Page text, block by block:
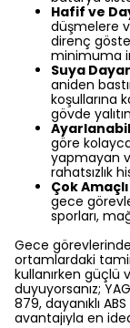
Hafif ve
düşmelere
direnç
minimuma
Suya
aniden
koşullarına
gövde
göre
yapmayan
rahatsızlık
Çok
gece
sporları,
Gece
ortamlardaki
kullanırken güçlü
duyuyorsanız;
879, dayanıklı
avantajıyla en